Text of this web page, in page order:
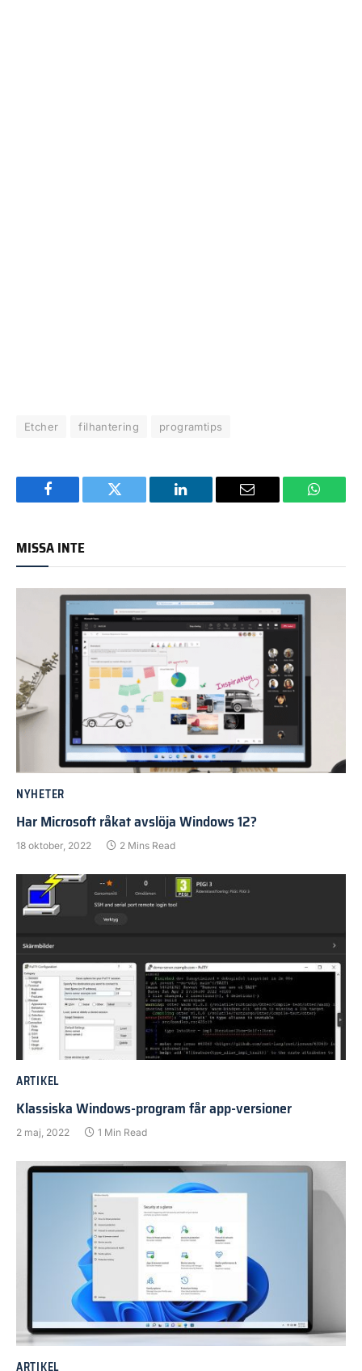
Etcher filhantering programtips
Facebook Twitter LinkedIn Email
MISSA INTE
NYHETER
Har Microsoft råkat avslöja Windows 12?
18 oktober, 2022 2 Mins Read
ARTIKEL
Klassiska Windows-program får app-versioner
2 maj, 2022 1 Min Read
ARTIKEL